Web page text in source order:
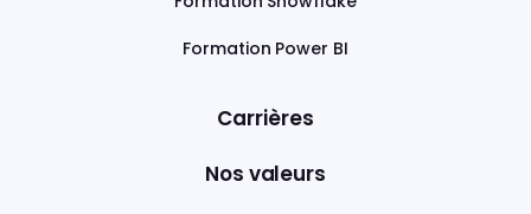
Formation Power BI
Carrières
Nos valeurs